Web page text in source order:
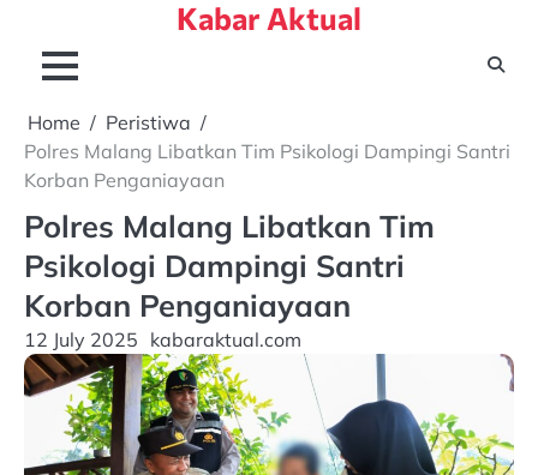
content
Kabar Aktual
Home
Peristiwa
Polres Malang Libatkan Tim Psikologi Dampingi Santri
Korban Penganiayaan
Polres Malang Libatkan Tim
Psikologi Dampingi Santri
Korban Penganiayaan
12 July 2025 kabaraktual.com